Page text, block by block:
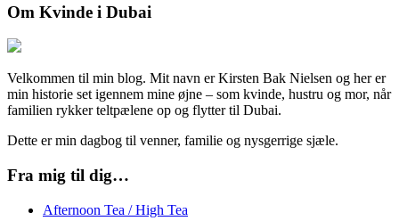
Om Kvinde i Dubai
Velkommen til min blog. Mit navn er Kirsten Bak Nielsen og her er
min historie set igennem mine øjne – som kvinde, hustru og mor, når
familien rykker teltpælene op og flytter til Dubai.
Dette er min dagbog til venner, familie og nysgerrige sjæle.
Fra mig til dig…
Afternoon Tea / High Tea